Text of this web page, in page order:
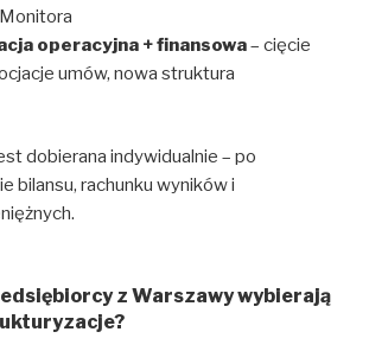
operacyjna + finansowa– cięcie
umów, nowa struktura
dobierana indywidualnie – po
bilansu, rachunku wyników i
z Warszawy wybierają